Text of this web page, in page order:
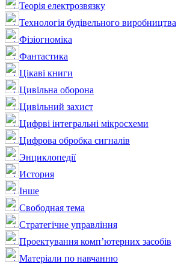
Теорія електрозвязку
Технологія будівельного виробництва
Фізіогноміка
Фантастика
Цікаві книги
Цивільна оборона
Цивільний захист
Цифрві інтегральні мікросхеми
Цифрова обробка сигналів
Энциклопедії
История
Інше
Свободная тема
Стратегічне управління
Проектування комп’ютерних засобів
Матеріали по навчанню